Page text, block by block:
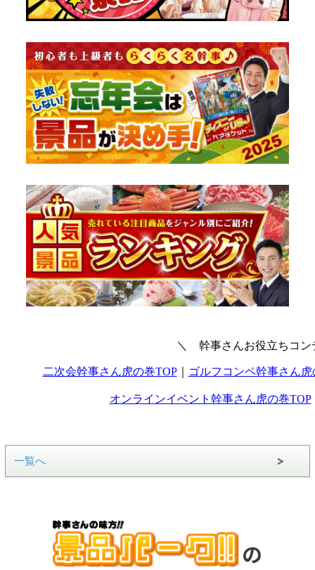
一覧へ
の